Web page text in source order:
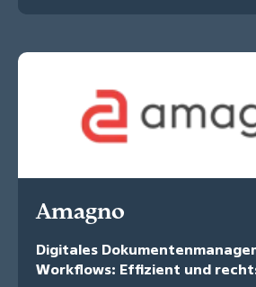
Amagno
Digitales
Workflows: Effizient und